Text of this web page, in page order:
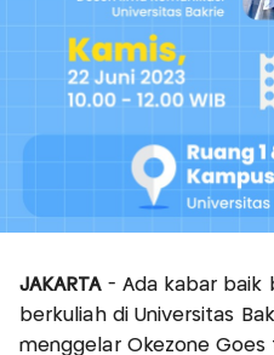
JAKARTA- Ada kabar baik
berkuliah di Universitas
menggelar Okezone Goes